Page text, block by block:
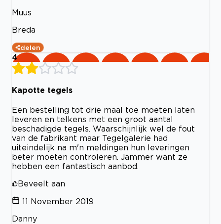
Muus
Breda
delen
4
Kapotte tegels
Een bestelling tot drie maal toe moeten laten
leveren en telkens met een groot aantal
beschadigde tegels. Waarschijnlijk wel de fout
van de fabrikant maar Tegelgalerie had
uiteindelijk na m'n meldingen hun leveringen
beter moeten controleren. Jammer want ze
hebben een fantastisch aanbod.
Beveelt aan
11 November 2019
Danny